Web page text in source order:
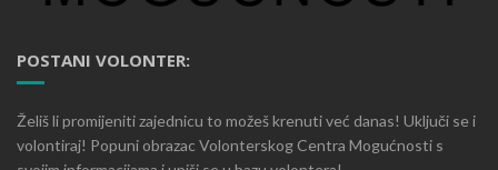
POSTANI VOLONTER:
Želiš li promijeniti zajednicu to možeš krenuti već danas! Uključi se i
volontiraj! Popuni obrazac Volonterskog Centra Mogućnosti s